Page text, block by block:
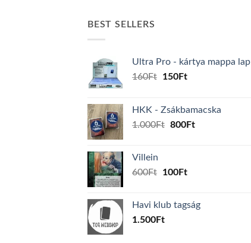
BEST SELLERS
Ultra Pro - kártya mappa lap
160Ft
Original
160Ft.
150FtCurrent
150Ft.
HKK - Zsákbamacska
1.000Ft Original
800FtCurrent
Villein
600Ft
Original
600Ft.
100FtCurrent
100Ft.
Havi klub tagság
1.500Ft